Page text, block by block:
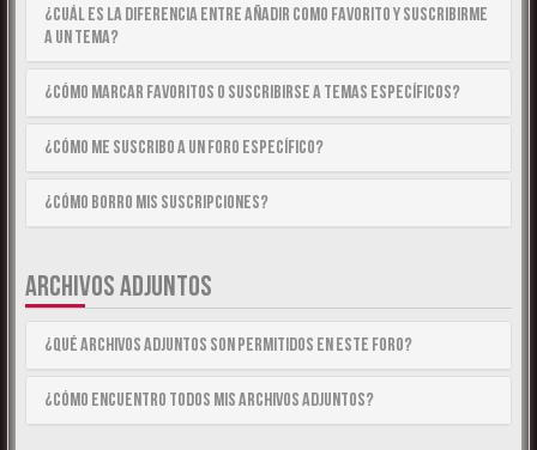
¿Cuál es la diferencia entre añadir como Favorito y suscribirme
a un tema?
¿Cómo marcar Favoritos o suscribirse a temas específicos?
¿Cómo me suscribo a un foro específico?
¿Cómo borro mis suscripciones?
ARCHIVOS ADJUNTOS
¿Qué archivos adjuntos son permitidos en este foro?
¿Cómo encuentro todos mis archivos adjuntos?